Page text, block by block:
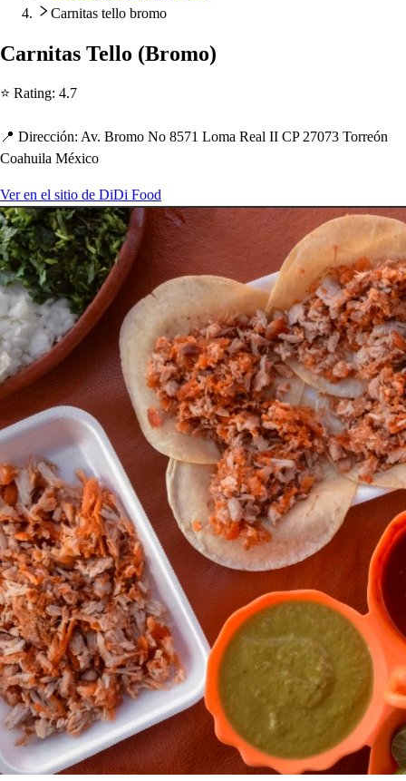
Carnitas tello bromo
Carnitas Tello (Bromo)
⭐ Rating: 4.7
📍 Dirección: Av. Bromo No 8571 Loma Real II CP 27073 Torreón
Coahuila México
Ver en el sitio de DiDi Food